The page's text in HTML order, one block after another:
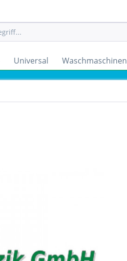
Universal Waschmaschinen